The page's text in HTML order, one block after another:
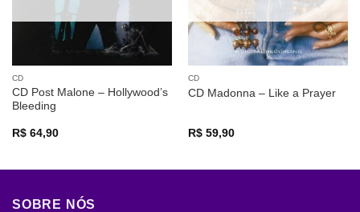
CD
CD Post Malone – Hollywood’s
Bleeding
R$64,90
CD
CD Madonna – Like a Prayer
R$59,90
SOBRE NÓS